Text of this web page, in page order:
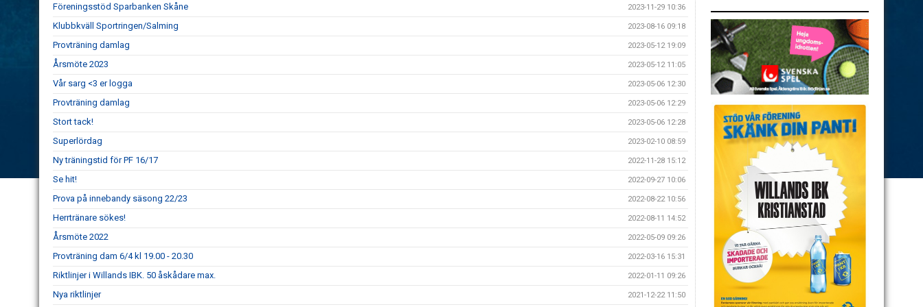
Föreningsstöd Sparbanken Skåne 2023-11-29 10:36
Klubbkväll Sportringen/Salming 2023-08-16 09:18
Provträning damlag 2023-05-12 19:09
Årsmöte 2023 2023-05-12 11:05
Vår sarg <3 er logga 2023-05-06 12:30
Provträning damlag 2023-05-06 12:29
Stort tack! 2023-05-06 12:28
Superlördag 2023-02-10 08:59
Ny träningstid för PF 16/17 2022-11-28 15:12
Se hit! 2022-09-27 10:06
Prova på innebandy säsong 22/23 2022-08-22 10:56
Herrtränare sökes! 2022-08-11 14:52
Årsmöte 2022 2022-05-09 09:26
Provträning dam 6/4 kl 19.00 - 20.30 2022-03-16 15:31
Riktlinjer i Willands IBK. 50 åskådare max. 2022-01-11 09:26
Nya riktlinjer 2021-12-22 11:50